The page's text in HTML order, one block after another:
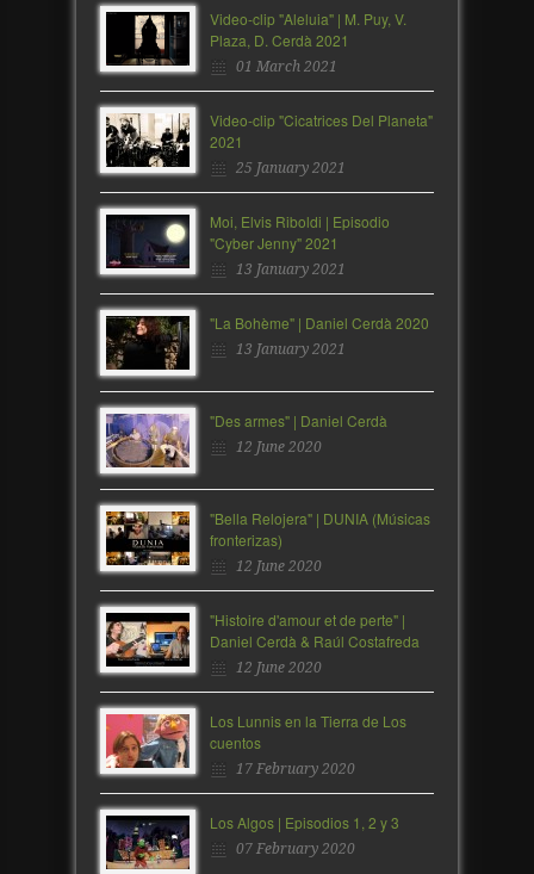
Video-clip "Aleluia" | M. Puy, V.
Plaza, D. Cerdà 2021
01 March 2021
Video-clip "Cicatrices Del Planeta"
2021
25 January 2021
Moi, Elvis Riboldi | Episodio
"Cyber Jenny" 2021
13 January 2021
"La Bohème" | Daniel Cerdà 2020
13 January 2021
"Des armes" | Daniel Cerdà
12 June 2020
"Bella Relojera" | DUNIA (Músicas
fronterizas)
12 June 2020
"Histoire d'amour et de perte" |
Daniel Cerdà & Raúl Costafreda
12 June 2020
Los Lunnis en la Tierra de Los
cuentos
17 February 2020
Los Algos | Episodios 1, 2 y 3
07 February 2020